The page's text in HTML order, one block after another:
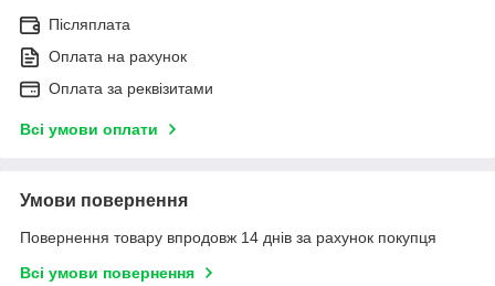
Післяплата
Оплата на рахунок
Оплата за реквізитами
Всі умови оплати
Умови повернення
Повернення товару впродовж 14 днів за рахунок покупця
Всі умови повернення